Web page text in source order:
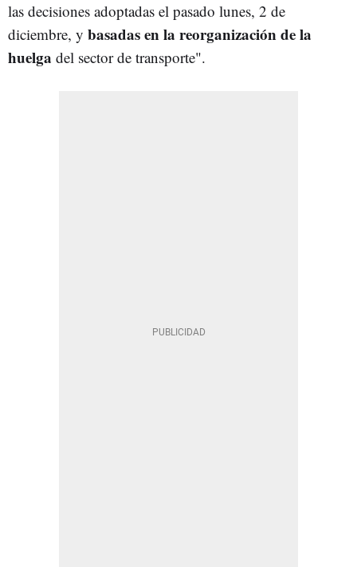
las decisiones adoptadas el pasado lunes, 2 de
diciembre, y basadas en la reorganización de la
huelga del sector de transporte".